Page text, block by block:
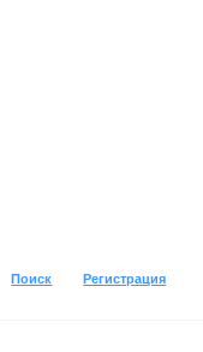
Поиск
Регистрация